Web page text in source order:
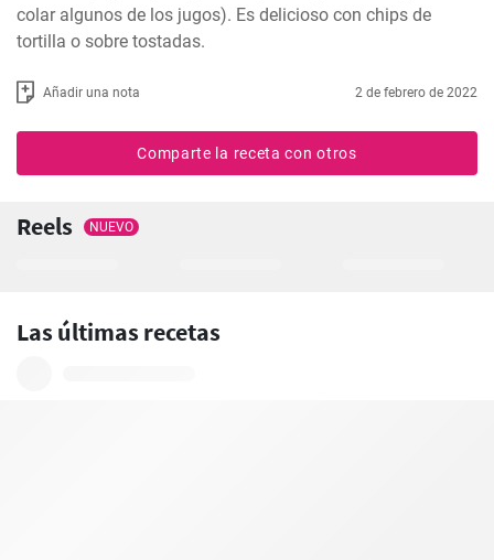
colar algunos de los jugos). Es delicioso con chips de
tortilla o sobre tostadas.
Añadir una nota 2 de febrero de 2022
Comparte la receta con otros
Reels NUEVO
Las últimas recetas